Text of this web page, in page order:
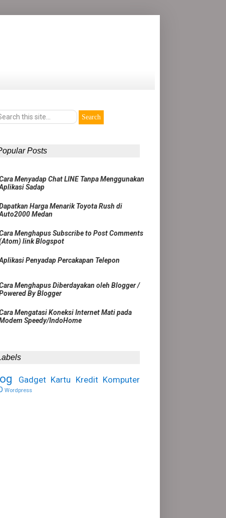
Posts
Menyadap Chat LINE Tanpa Menggunakan
Sadap
Harga Menarik Toyota Rush di
Medan
Menghapus Subscribe to Post Comments
link Blogspot
Penyadap Percakapan Telepon
Menghapus Diberdayakan oleh Blogger /
By Blogger
Mengatasi Koneksi Internet Mati pada
Speedy/IndoHome
Gadget Kartu Kredit Komputer
Wordpress